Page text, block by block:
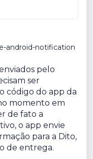
android-notification
pelo
ser
código do app da
momento em
de fato a
o app envie
para a Dito,
de entrega.